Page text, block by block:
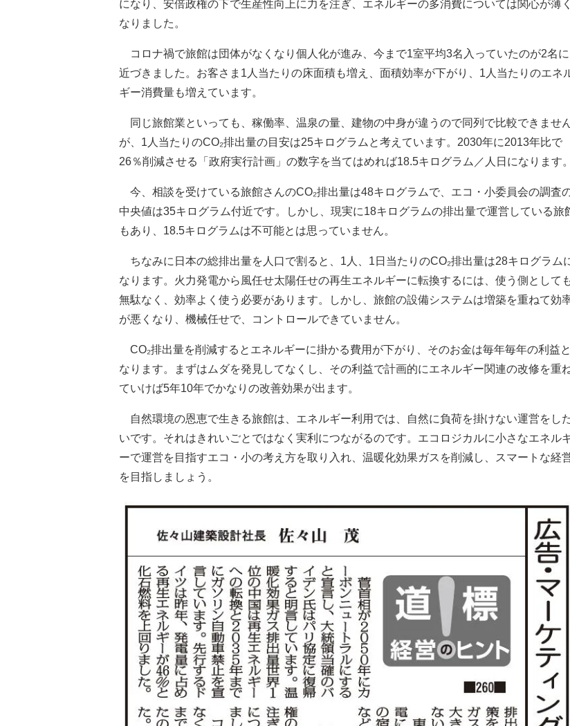
になり、安倍政権の下で生産性向上に力を注ぎ、エネルギーの多消費については関心が薄く
なりました。
コロナ禍で旅館は団体がなくなり個人化が進み、今まで1室平均3名入っていたのが2名に
近づきました。お客さま1人当たりの床面積も増え、面積効率が下がり、1人当たりのエネ
ギー消費量も増えています。
同じ旅館業といっても、稼働率、温泉の量、建物の中身が違うので同列で比較できませ
が、1人当たりのCO₂排出量の目安は25キログラムと考えています。2030年に2013年比で
26％削減させる「政府実行計画」の数字を当てはめれば18.5キログラム／人日になります。
今、相談を受けている旅館さんのCO₂排出量は48キログラムで、エコ・小委員会の調査
中央値は35キログラム付近です。しかし、現実に18キログラムの排出量で運営している旅
もあり、18.5キログラムは不可能とは思っていません。
ちなみに日本の総排出量を人口で割ると、1人、1日当たりのCO₂排出量は28キログラム
なります。火力発電から風任せ太陽任せの再生エネルギーに転換するには、使う側として
無駄なく、効率よく使う必要があります。しかし、旅館の設備システムは増築を重ねて効
が悪くなり、機械任せで、コントロールできていません。
CO₂排出量を削減するとエネルギーに掛かる費用が下がり、そのお金は毎年毎年の利益と
なります。まずはムダを発見してなくし、その利益で計画的にエネルギー関連の改修を重
ていけば5年10年でかなりの改善効果が出ます。
自然環境の恩恵で生きる旅館は、エネルギー利用では、自然に負荷を掛けない運営をし
いです。それはきれいごとではなく実利につながるのです。エコロジカルに小さなエネル
ーで運営を目指すエコ・小の考え方を取り入れ、温暖化効果ガスを削減し、スマートな経
を目指しましょう。